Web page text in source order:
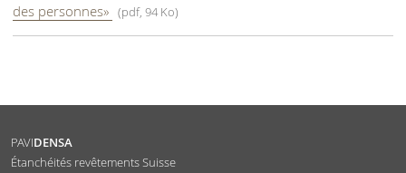
des personnes»
(pdf, 94 Ko)
PAVIDENSA
Étanchéités revêtements Suisse